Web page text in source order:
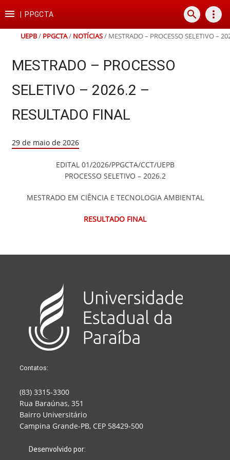
para
conteúdo
para
para
para
rodapé
 PPGCTA search more_vert
UEPB/ PPGCTA/ NOTÍCIAS/ MESTRADO – PROCESSO SELETIVO –
MESTRADO – PROCESSO
SELETIVO – 2026.2 –
RESULTADO FINAL
29 de maio de 2026
EDITAL 01/2026/PPGCTA/CCT/UEPB
PROCESSO SELETIVO – 2026.2
MESTRADO EM CIÊNCIA E TECNOLOGIA AMBIENTAL
RESULTADO FINAL
Contatos:
(83) 3315-3300
Rua Baraúnas, 351
Bairro Universitário
Campina Grande-PB, CEP 58429-500
Desenvolvido por: